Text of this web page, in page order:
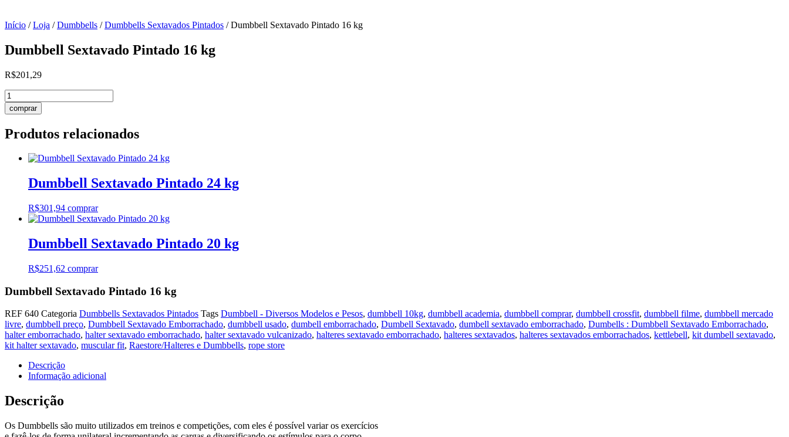
Início /Loja /Dumbbells /Dumbbells Sextavados Pintados / Dumbbell Sextavado Pintado 16 kg
Dumbbell Sextavado Pintado 16 kg
R$201,29
Dumbbell
Sextavado
Pintado
kg
comprar
Produtos relacionados
Dumbbell Sextavado Pintado 24 kg
R$301,94 comprar
Dumbbell Sextavado Pintado 20 kg
R$251,62 comprar
Dumbbell Sextavado Pintado 16 kg
REF 640 Categoria Dumbbells Sextavados Pintados Tags Dumbbell - Diversos Modelos e Pesos, dumbbell 10kg, dumbbell academia, dumbbell comprar, dumbbell crossfit, dumbbell filme, dumbbell mercado
livre, dumbbell preço, Dumbbell Sextavado Emborrachado, dumbbell usado, dumbell emborrachado, Dumbell Sextavado, dumbell sextavado emborrachado, Dumbells : Dumbbell Sextavado Emborrachado,
halter emborrachado, halter sextavado emborrachado, halter sextavado vulcanizado, halteres sextavado emborrachado, halteres sextavados, halteres sextavados emborrachados, kettlebell, kit dumbell sextavado,
kit halter sextavado, muscular fit, Raestore/Halteres e Dumbbells, rope store
Descrição
Informação adicional
Descrição
Os Dumbbells são muito utilizados em treinos e competições, com eles é possível variar os exercícios